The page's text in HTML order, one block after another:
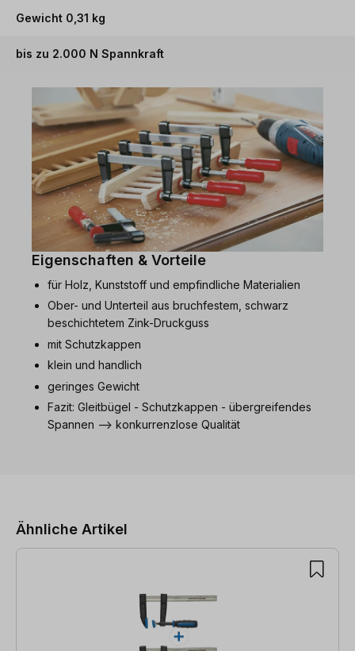
Gewicht 0,31 kg
bis zu 2.000 N Spannkraft
Eigenschaften & Vorteile
für Holz, Kunststoff und empfindliche Materialien
Ober- und Unterteil aus bruchfestem, schwarz
beschichtetem Zink-Druckguss
mit Schutzkappen
klein und handlich
geringes Gewicht
Fazit: Gleitbügel - Schutzkappen - übergreifendes
Spannen --> konkurrenzlose Qualität
Ähnliche Artikel